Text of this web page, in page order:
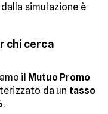
simulazione è
chi cerca
il Mutuo Promo
da un tasso
.